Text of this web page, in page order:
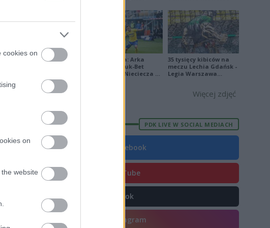
cookies on
on
website
GOLE FORMA
98-16
77-43
3 8 57-34
5 10 45-49
4 46-41
Ekstraklasa: Arka
Gdynia - Bruk-Bet
Termalica Nieciecza 2-
35 tysięcy kibiców na
meczu Lechia Gdańsk -
Legia Warszawa
Więcej zdjęć
PDK LIVE W SOCIAL MEDIACH
Facebook
YouTube
TikTok
Instagram